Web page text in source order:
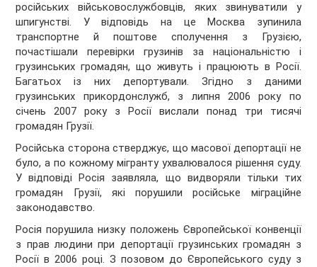
російських військовослужбовців, яких звинуватили у
шпигунстві. У відповідь на це Москва зупинила
транспортне й поштове сполучення з Грузією,
почастішали перевірки грузинів за національністю і
грузинських громадян, що живуть і працюють в Росії.
Багатьох із них депортували. Згідно з даними
грузинських прикордонслужб, з липня 2006 року по
січень 2007 року з Росії вислали понад три тисячі
громадян Грузії.
Російська сторона стверджує, що масової депортації не
було, а по кожному мігранту ухвалювалося рішення суду.
У відповіді Росія заявляла, що видворяли тільки тих
громадян Грузії, які порушили російське міграційне
законодавство.
Росія порушила низку положень Європейської конвенції
з прав людини при депортації грузинських громадян з
Росії в 2006 році. З позовом до Європейського суду з